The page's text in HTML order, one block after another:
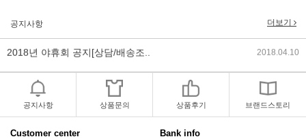
공지사항 더보기
2018년 야휴회 공지[상담/배송조.. 2018.04.10
2018년 모바일샵 리뉴얼 업데이.. 2018.04.10
2017년 미즌하임 리뉴얼
2019년 설 명절 배송지연 안내
공지사항 상품문의 상품후기 브랜드스토리
Customer center
Bank info